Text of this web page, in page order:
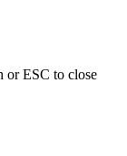
or ESC to close